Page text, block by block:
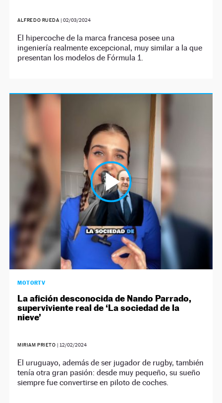
ALFREDO RUEDA | 02/03/2024
El hipercoche de la marca francesa posee una
ingeniería realmente excepcional, muy similar a la que
presentan los modelos de Fórmula 1.
MOTORTV
La afición desconocida de Nando Parrado,
superviviente real de ‘La sociedad de la
nieve’
MIRIAM PRIETO | 12/02/2024
El uruguayo, además de ser jugador de rugby, también
tenía otra gran pasión: desde muy pequeño, su sueño
siempre fue convertirse en piloto de coches.